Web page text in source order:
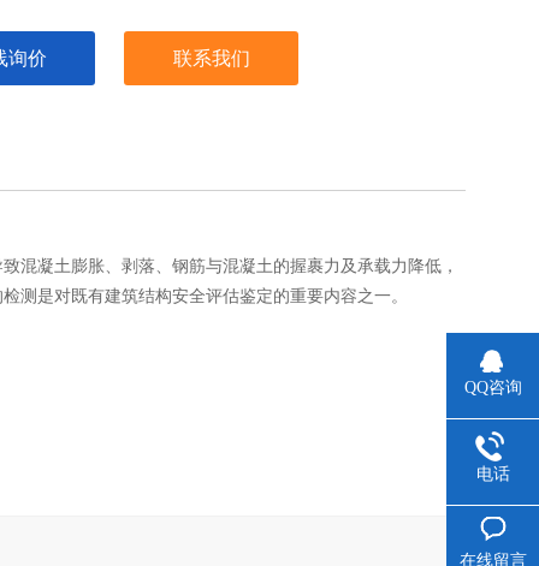
询价 联系我们
混凝土膨胀、剥落、钢筋与混凝土的握裹力及承载力降低，
测是对既有建筑结构安全评估鉴定的重要内容之一。
QQ咨询
电话
在线留言